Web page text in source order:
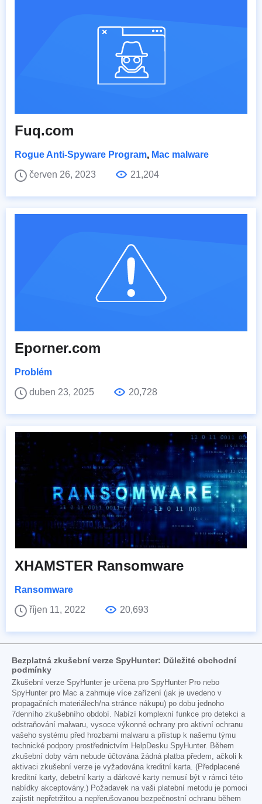
Fuq.com
Rogue Anti-Spyware Program, Mac malware
červen 26, 2023
21,204
Eporner.com
Problém
duben 23, 2025
20,728
XHAMSTER Ransomware
Ransomware
říjen 11, 2022
20,693
Bezplatná zkušební verze SpyHunter: Důležité obchodní
podmínky
Zkušební verze SpyHunter je určena pro SpyHunter Pro nebo
SpyHunter pro Mac a zahrnuje více zařízení (jak je uvedeno v
propagačních materiálech/na stránce nákupu) po dobu jednoho
7denního zkušebního období. Nabízí komplexní funkce pro detekci a
odstraňování malwaru, vysoce výkonné ochrany pro aktivní ochranu
vašeho systému před hrozbami malwaru a přístup k našemu týmu
technické podpory prostřednictvím HelpDesku SpyHunter. Během
zkušební doby vám nebude účtována žádná platba předem, ačkoli k
aktivaci zkušební verze je vyžadována kreditní karta. (Předplacené
kreditní karty, debetní karty a dárkové karty nemusí být v rámci této
nabídky akceptovány.) Požadavek na vaši platební metodu je pomoci
zajistit nepřetržitou a nepřerušovanou bezpečnostní ochranu během